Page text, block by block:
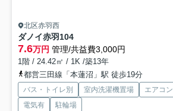
北区赤羽西
ダノイ赤羽104
7.6万円 管理/共益費3,000円
1階 / 24.42㎡ / 1K /築13年
都営三田線「本蓮沼」駅 徒歩19分
バス・トイレ別 室内洗濯機置場 エアコン
電気有
駐輪場